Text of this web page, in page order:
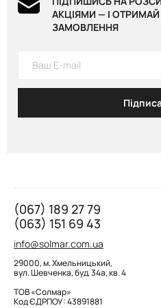
Боді Graffiti, Grey 419 грн
Боді BOAT NECK, Chocolate
АКЦІЯМИ — І
ЗАМОВЛЕННЯ
(067) 189 27 79
(063) 151 69 43
info@solmar.com.ua
29000, м. Хмельницький,
вул. Шевченка, буд. 34а, кв. 4
ТОВ «Солмар»
Код ЄДРПОУ: 43891881